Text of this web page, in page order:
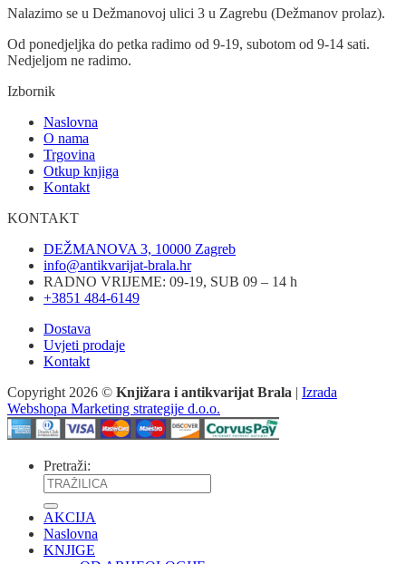
Nalazimo se u Dežmanovoj ulici 3 u Zagrebu (Dežmanov prolaz).
Od ponedjeljka do petka radimo od 9-19, subotom od 9-14 sati.
Nedjeljom ne radimo.
Izbornik
Naslovna
O nama
Trgovina
Otkup knjiga
Kontakt
KONTAKT
DEŽMANOVA 3, 10000 Zagreb
info@antikvarijat-brala.hr
RADNO VRIJEME: 09-19, SUB 09 – 14 h
+3851 484-6149
Dostava
Uvjeti prodaje
Kontakt
Copyright 2026 © Knjižara i antikvarijat Brala | Izrada
Webshopa Marketing strategije d.o.o.
Pretraži:
AKCIJA
Naslovna
KNJIGE